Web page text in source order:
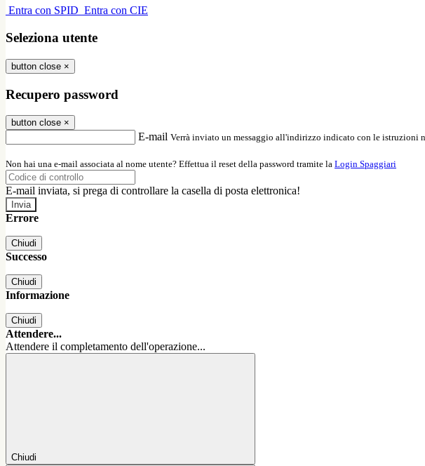
Entra con SPID Entra con CIE
Seleziona utente
button close ×
Recupero password
button close ×
E-mail Verrà inviato un messaggio all'indirizzo indicato con le istruzioni
Non hai una e-mail associata al nome utente? Effettua il reset della password tramite la Login Spaggiari
E-mail inviata, si prega di controllare la casella di posta elettronica!
Errore
Chiudi
Successo
Chiudi
Informazione
Chiudi
Attendere...
Attendere il completamento dell'operazione...
Chiudi